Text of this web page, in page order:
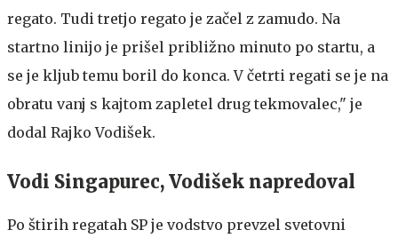
regato. Tudi tretjo regato je začel z zamudo. Na
startno linijo je prišel približno minuto po startu, a
se je kljub temu boril do konca. V četrti regati se je na
obratu vanj s kajtom zapletel drug tekmovalec," je
dodal Rajko Vodišek.
Vodi Singapurec, Vodišek napredoval
Po štirih regatah SP je vodstvo prevzel svetovni